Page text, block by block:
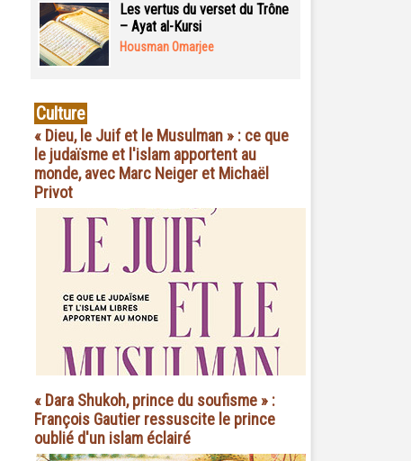
Les vertus du verset du Trône
– Ayat al-Kursi
Housman Omarjee
Culture
« Dieu, le Juif et le Musulman » : ce que
le judaïsme et l'islam apportent au
monde, avec Marc Neiger et Michaël
Privot
« Dara Shukoh, prince du soufisme » :
François Gautier ressuscite le prince
oublié d'un islam éclairé